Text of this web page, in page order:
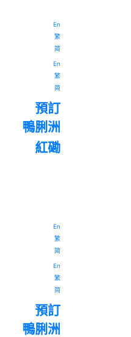
En
繁
简
En
繁
简
預訂
鴨脷洲
紅磡
En
繁
简
En
繁
简
預訂
鴨脷洲